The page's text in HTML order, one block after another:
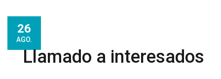
26
AGO.
Llamado a interesados